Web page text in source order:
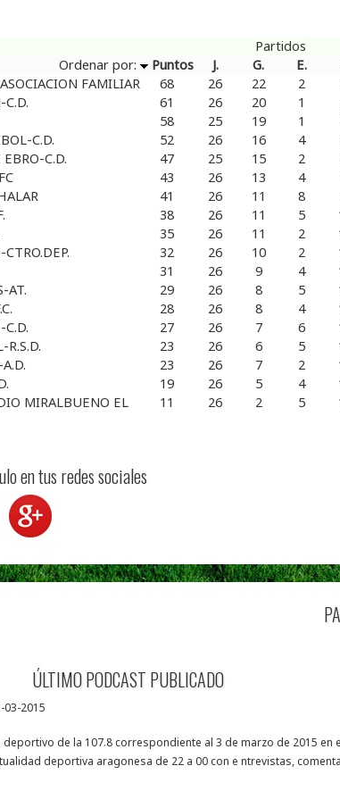
Partidos
Ordenar por:
Puntos J. G. E.
FAMILIAR 68 26 22 2
61 26 20 1
58 25 19 1
C.D. 52 26 16 4
C.D. 47 25 15 2
43 26 13 4
41 26 11 8
38 26 11 5
35 26 11 2
32 26 10 2
31 26 9 4
AT. 29 26 8 5
28 26 8 4
C.D. 27 26 7 6
R.S.D. 23 26 6 5
23 26 7 2
19 26 5 4
MIRALBUENO EL 11 26 2 5
en tus redes sociales
ÚLTIMO PODCAST PUBLICADO
2015
de la 107.8 correspondiente al 3 de marzo de 2015 en
deportiva aragonesa de 22 a 00 con e ntrevistas,